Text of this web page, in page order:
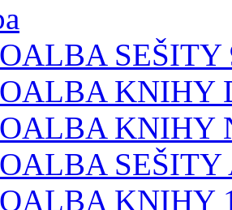
SEŠITY
KNIHY
KNIHY
SEŠITY
KNIHY